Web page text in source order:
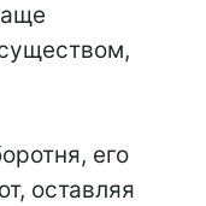
его
оставляя